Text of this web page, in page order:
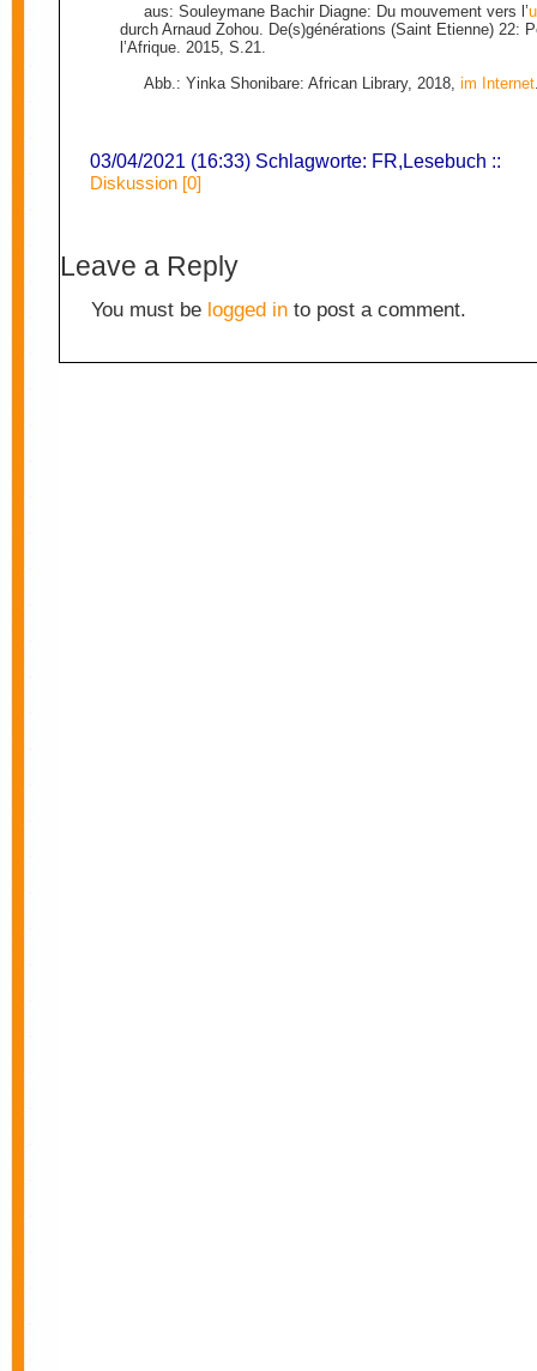
aus: Souleymane Bachir Diagne: Du mouvement vers l’
durch Arnaud Zohou. De(s)générations (Saint Etienne) 22:
l’Afrique. 2015, S.21.
Abb.: Yinka Shonibare: African Library, 2018, im Internet
03/04/2021 (16:33) Schlagworte: FR,Lesebuch ::
Diskussion [0]
Leave a Reply
You must be logged in to post a comment.